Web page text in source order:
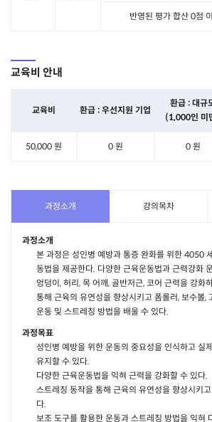
반영된 평가 합산 0점
교육비 안내
교육비 환급 : 우선지원 기업
환급 : 대규
(1,000인 미
50,000 원 0 원 0 원
과정소개 강의목차
과정소개
본 과정은 성인병 예방과 통증 완화를 위한 4050
동법을 제공한다. 다양한 근육운동법과 근력강화
엉덩이, 허리, 목 어깨, 골반저근, 코어 근력을 강화
통해 근육의 유연성을 향상시키고 폼롤러, 보수볼,
운동 및 스트레칭 방법을 배울 수 있다.
과정목표
성인병 예방을 위한 운동의 중요성을 인식하고 실
유지할 수 있다.
다양한 근육운동법을 익혀 근력을 강화할 수 있다.
스트레칭 동작을 통해 근육의 유연성을 향상시키
다.
보조 도구를 활용한 운동과 스트레칭 방법을 익혀